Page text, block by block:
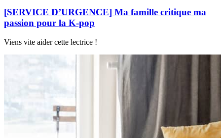
[SERVICE D’URGENCE] Ma famille critique ma
passion pour la K-pop
Viens vite aider cette lectrice !